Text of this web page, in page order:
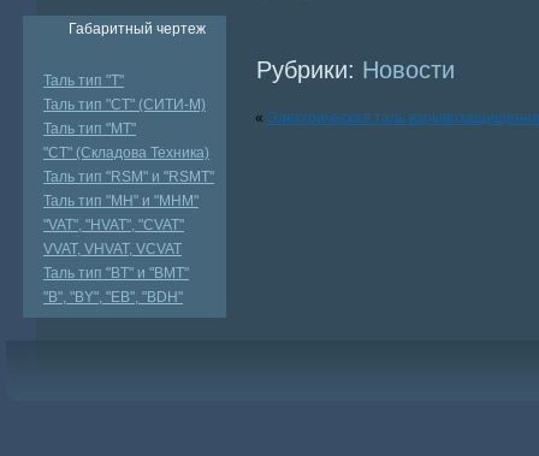
Габаритный чертеж
Таль тип "Т"
Таль тип "СТ" (СИТИ-М)
Таль тип "МТ"
"СТ" (Складова Техника)
Таль тип "RSМ" и "RSMT"
Таль тип "MH" и "МНМ"
"VAT", "HVAT", "CVAT"
VVAT, VHVAT, VCVAT
Таль тип "BT" и "BMT"
"В", "BY", "EВ", "BDH"
Рубрики: Новости
« Электрическая таль